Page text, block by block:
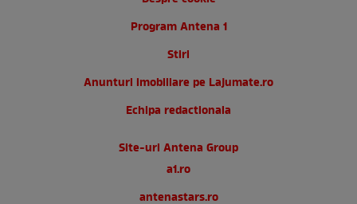
Program Antena 1
Stiri
Anunturi imobiliare pe Lajumate.ro
Echipa redactionala
Site-uri Antena Group
a1.ro
antenastars.ro